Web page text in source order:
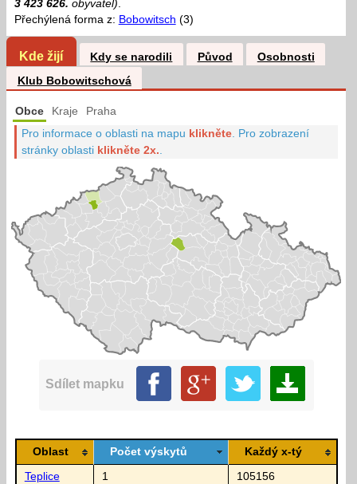
3 423 626. obyvatel).
Přechýlená forma z: Bobowitsch (3)
Kde žijí Kdy se narodili Původ
Osobnosti
Klub Bobowitschová
Obce Kraje Praha
Pro informace o oblasti na mapu klikněte Pro zobrazení
stránky oblasti klikněte 2x.
Sdílet mapku
Oblast Počet výskytů Každý x-tý
Teplice 1 105156